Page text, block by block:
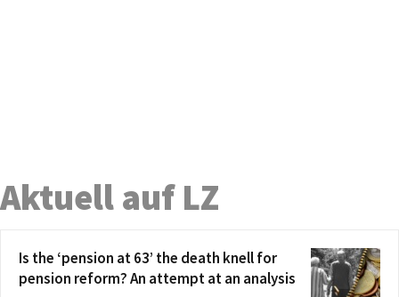
Aktuell auf LZ
Is the ‘pension at 63’ the death knell for
pension reform? An attempt at an analysis